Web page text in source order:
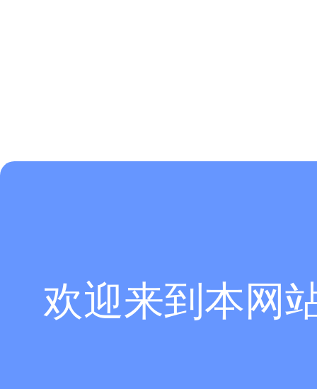
欢迎来到本网